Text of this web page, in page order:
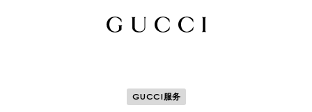
GUCCI服务